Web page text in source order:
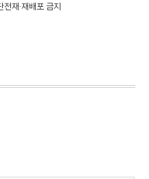
재·재배포 금지